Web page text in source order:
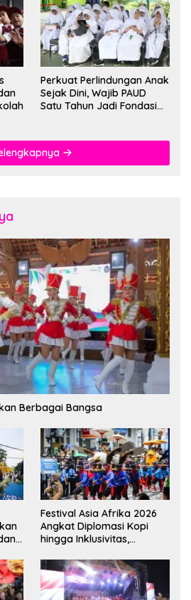
Perkuat Perlindungan Anak
Sejak Dini, Wajib PAUD
Satu Tahun Jadi Fondasi
Berbagai Bangsa
Festival Asia Afrika 2026
Angkat Diplomasi Kopi
hingga Inklusivitas,
Duta Besar